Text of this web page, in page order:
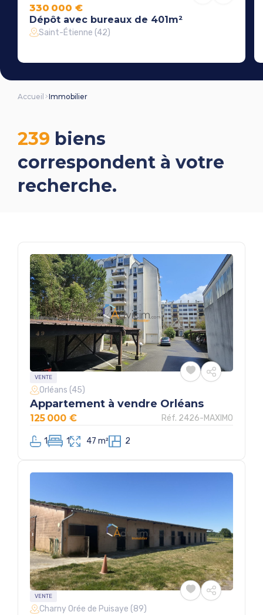
Dépôt avec bureaux de 401m²
330 000 €
Saint-Étienne (42)
Accueil Immobilier
239 biens
correspondent à votre
recherche.
VENTE
Réf. 2426-MAXIMO
Orléans (45)
Appartement à vendre Orléans
1 1 47 m² 2
125 000 €
VENTE
Charny Orée de Puisaye (89)